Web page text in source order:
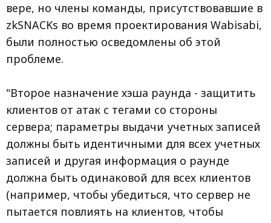
вере, но члены команды, присутствовавшие в
zkSNACKs во время проектирования Wabisabi,
были полностью осведомлены об этой
проблеме.
"Второе назначение хэша раунда - защитить
клиентов от атак с тегами со стороны
сервера; параметры выдачи учетных записей
должны быть идентичными для всех учетных
записей и другая информация о раунде
должна быть одинаковой для всех клиентов
(например, чтобы убедиться, что сервер не
пытается повлиять на клиентов, чтобы